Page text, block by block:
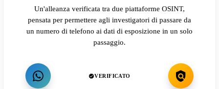
Un'alleanza verificata tra due piattaforme OSINT,
pensata per permettere agli investigatori di passare da
un numero di telefono ai dati di esposizione in un solo
passaggio.
VERIFICATO